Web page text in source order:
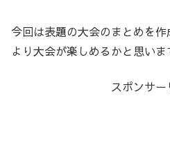
今回は表題の大会のまとめを
より大会が楽しめるかと思いま
スポンサー